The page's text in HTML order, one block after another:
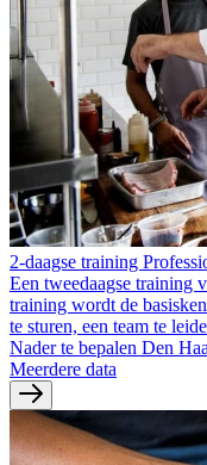
2-daagse training
Een tweedaagse training
training wordt de
te sturen, een team te
Nader te bepalen Den
Meerdere data